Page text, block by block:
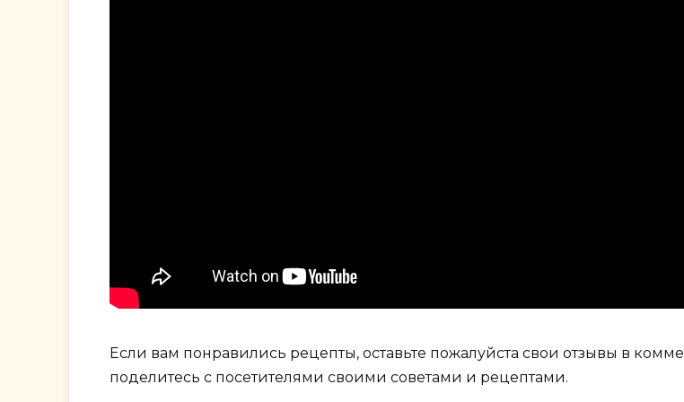
Если вам понравились рецепты, оставьте пожалуйста свои отзывы в
поделитесь с посетителями своими советами и рецептами.